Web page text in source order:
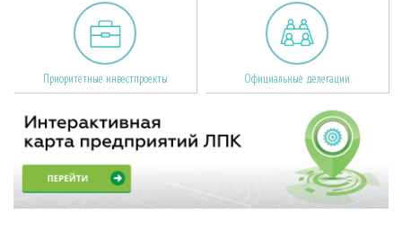
Приоритетные инвестпроекты Официальные делегации